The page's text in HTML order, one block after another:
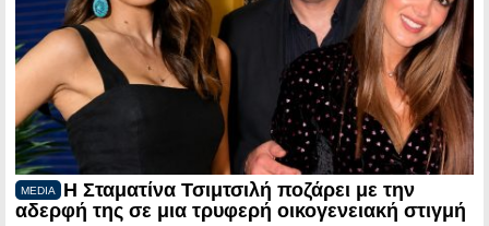
MEDIA
Η Σταματίνα Τσιμτσιλή ποζάρει με την
αδερφή της σε μια τρυφερή οικογενειακή στιγμή